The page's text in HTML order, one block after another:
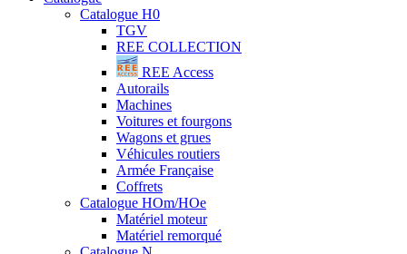
Catalogue H0
TGV
REE COLLECTION
REE Access
Autorails
Machines
Voitures et fourgons
Wagons et grues
Véhicules routiers
Armée Française
Coffrets
Catalogue HOm/HOe
Matériel moteur
Matériel remorqué